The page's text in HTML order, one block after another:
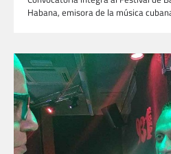
Habana, emisora de la música